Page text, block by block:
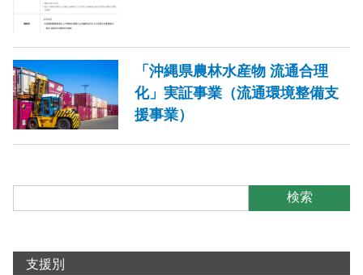
「沖縄県農林水産物 流通合理
化」実証事業（流通環境整備支
援事業）
検索
支援別